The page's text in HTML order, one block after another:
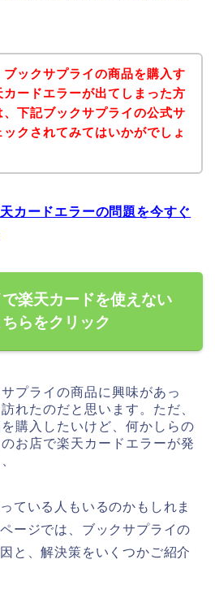
ブックサプライの商品を購入す
カードエラーが出てしまった方
、下記ブックサプライの公式サ
ックされてみてはいかがでしょ
カードエラーの問題を今すぐ
楽天カードを使えない
らをクリック
プライの商品に興味があっ
れたのだと思います。ただ、
購入したいけど、何かしらの
お店で楽天カードエラーが発
ている人もいるのかもしれま
ージでは、ブックサプライの
と、解決策をいくつかご紹介